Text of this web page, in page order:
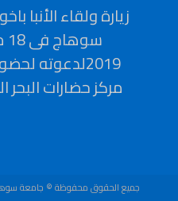
زيارة ولقاء الأنبا
2019لدعوته
مركز حضارات
جميع الحقوق محفوظة © جامعة سوهاج2021 ™ (مركز حضارة البحر